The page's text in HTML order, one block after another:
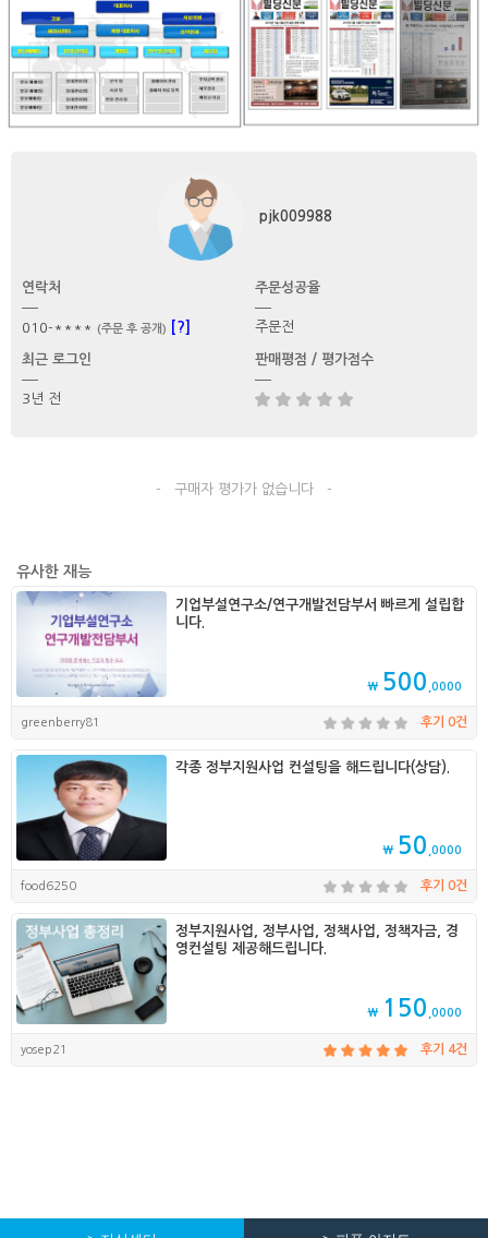
pjk009988
연락처
010-**** (주문 후 공개) [?]
주문성공율
주문전
최근 로그인
3년 전
판매평점 / 평가점수
- 구매자 평가가 없습니다 -
유사한 재능
기업부설연구소/연구개발전담부서 빠르게 설립합
니다.
₩ 500 ,0000
greenberry81 후기 0건
각종 정부지원사업 컨설팅을 해드립니다(상담).
₩ 50 ,0000
food6250 후기 0건
정부지원사업, 정부사업, 정책사업, 정책자금, 경
영컨설팅 제공해드립니다.
₩ 150 ,0000
yosep21 후기 4건